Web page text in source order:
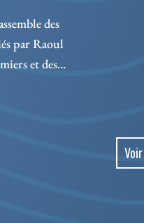
des
par Raoul
et des...